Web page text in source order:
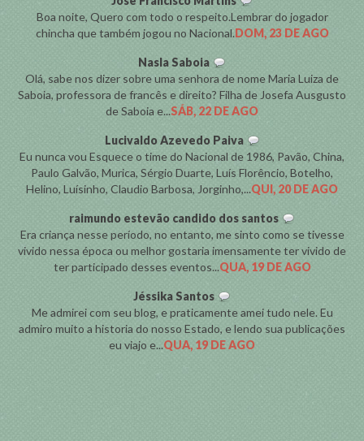
Boa noite, Quero com todo o respeito.Lembrar do jogador
chincha que também jogou no Nacional.DOM, 23 DE AGO
Nasla Saboia
Olá, sabe nos dizer sobre uma senhora de nome Maria Luiza de
Saboia, professora de francês e direito? Filha de Josefa Ausgusto
de Saboia e...SÁB, 22 DE AGO
Lucivaldo Azevedo Paiva
Eu nunca vou Esquece o time do Nacional de 1986, Pavão, China,
Paulo Galvão, Murica, Sérgio Duarte, Luís Florêncio, Botelho,
Helino, Luísinho, Claudio Barbosa, Jorginho,...QUI, 20 DE AGO
raimundo estevão candido dos santos
Era criança nesse período, no entanto, me sinto como se tivesse
vivido nessa época ou melhor gostaria imensamente ter vivido de
ter participado desses eventos...QUA, 19 DE AGO
Jéssika Santos
Me admirei com seu blog, e praticamente amei tudo nele. Eu
admiro muito a historia do nosso Estado, e lendo sua publicações
eu viajo e...QUA, 19 DE AGO